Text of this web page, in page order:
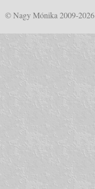
© Nagy Mónika 2009-2026